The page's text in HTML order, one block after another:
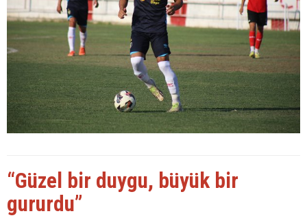
“Güzel bir duygu, büyük bir
gururdu”